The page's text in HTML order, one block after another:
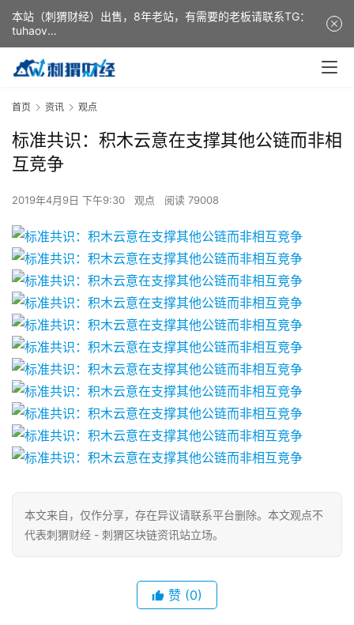
首页 资讯 观点
标准共识：积木云意在支撑其他公链而非相
互竞争
2019年4月9日 下午9:30 观点 阅读 79008
本文来自 ，仅作分享，存在异议请联系平台删除。本文观点不
代表刺猬财经 - 刺猬区块链资讯站立场。
赞 (0)
本站（刺猬财经）出售，8年老站，有需要的老板请联系TG：
tuhaov
This website (ciweicaijing) is for sale. It is a 8-year-old
website. If you need it, please contact TG: tuhaov